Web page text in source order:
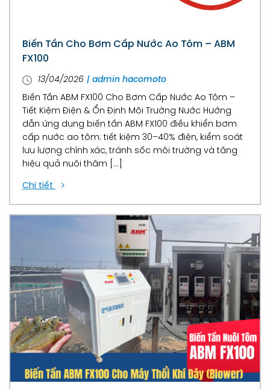
Biến Tần Cho Bơm Cấp Nước Ao Tôm – ABM
FX100
13/04/2026 | admin hacomoto
Biến Tần ABM FX100 Cho Bơm Cấp Nước Ao Tôm –
Tiết Kiệm Điện & Ổn Định Môi Trường Nước Hướng
dẫn ứng dụng biến tần ABM FX100 điều khiển bơm
cấp nước ao tôm: tiết kiệm 30–40% điện, kiểm soát
lưu lượng chính xác, tránh sốc môi trường và tăng
hiệu quả nuôi thâm […]
Chi tiết